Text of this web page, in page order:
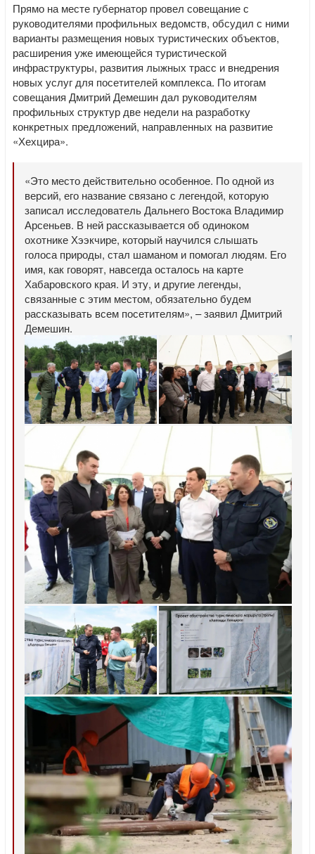
Прямо на месте губернатор провел совещание с
руководителями профильных ведомств, обсудил с ними
варианты размещения новых туристических объектов,
расширения уже имеющейся туристической
инфраструктуры, развития лыжных трасс и внедрения
новых услуг для посетителей комплекса. По итогам
совещания Дмитрий Демешин дал руководителям
профильных структур две недели на разработку
конкретных предложений, направленных на развитие
«Хехцира».
«Это место действительно особенное. По одной из
версий, его название связано с легендой, которую
записал исследователь Дальнего Востока Владимир
Арсеньев. В ней рассказывается об одиноком
охотнике Хээкчире, который научился слышать
голоса природы, стал шаманом и помогал людям. Его
имя, как говорят, навсегда осталось на карте
Хабаровского края. И эту, и другие легенды,
связанные с этим местом, обязательно будем
рассказывать всем посетителям», – заявил Дмитрий
Демешин.